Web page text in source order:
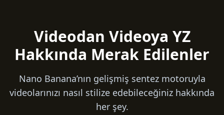
Videodan Videoya YZ
Hakkında Merak Edilenler
Nano Banana’nın gelişmiş sentez motoruyla
videolarınızı nasıl stilize edebileceğiniz hakkında
her şey.